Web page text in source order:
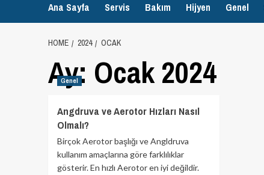
Ana Sayfa Servis Bakım Hijyen Genel
HOME 2024 OCAK
Ay: Ocak 2024
Genel
Angdruva ve Aerotor Hızları Nasıl
Olmalı?
Birçok Aerotor başlığı ve Angldruva
kullanım amaçlarına göre farklılıklar
gösterir. En hızlı Aerotor en iyi değildir.